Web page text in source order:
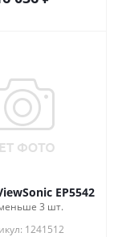
EP5542
3 шт.
1241512